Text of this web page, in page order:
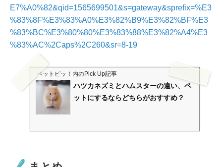
E7%A0%82&qid=1565699501&s=gateway&sprefix=%E3
%83%8F%E3%83%A0%E3%82%B9%E3%82%BF%E3
%83%BC%E3%80%80%E3%83%88%E3%82%A4%E3
%83%AC%2Caps%2C260&sr=8-19
ペットピッ！ 内のPick Up記事
ハツカネズミとハムスターの違い、ペ
ットにするならどちらがおすすめ？